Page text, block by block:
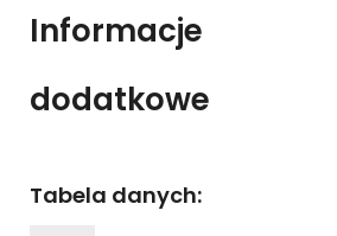
Informacje
dodatkowe
Tabela danych: